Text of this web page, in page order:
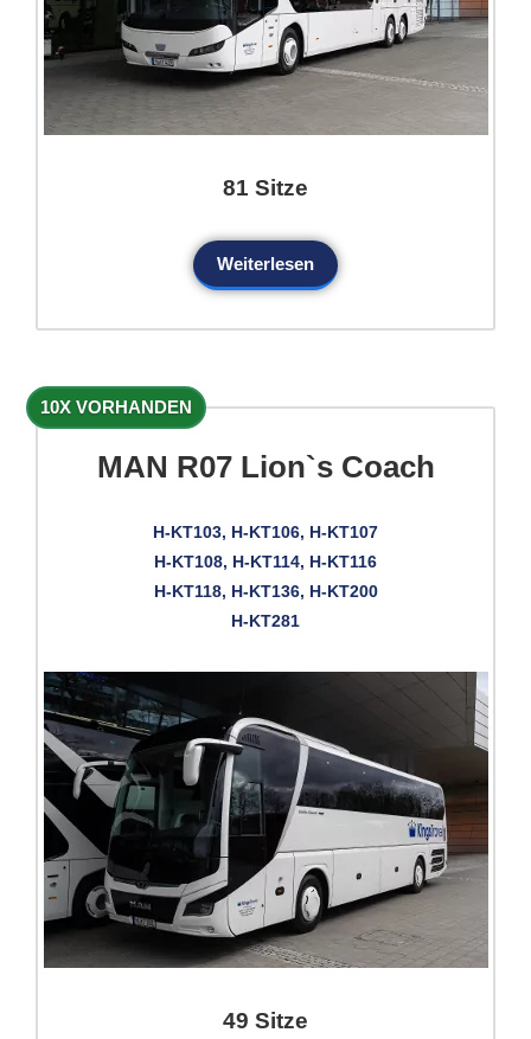
81 Sitze
Weiterlesen
10X VORHANDEN
MAN R07 Lion`s Coach
H-KT103, H-KT106, H-KT107
H-KT108, H-KT114, H-KT116
H-KT118, H-KT136, H-KT200
H-KT281
49 Sitze